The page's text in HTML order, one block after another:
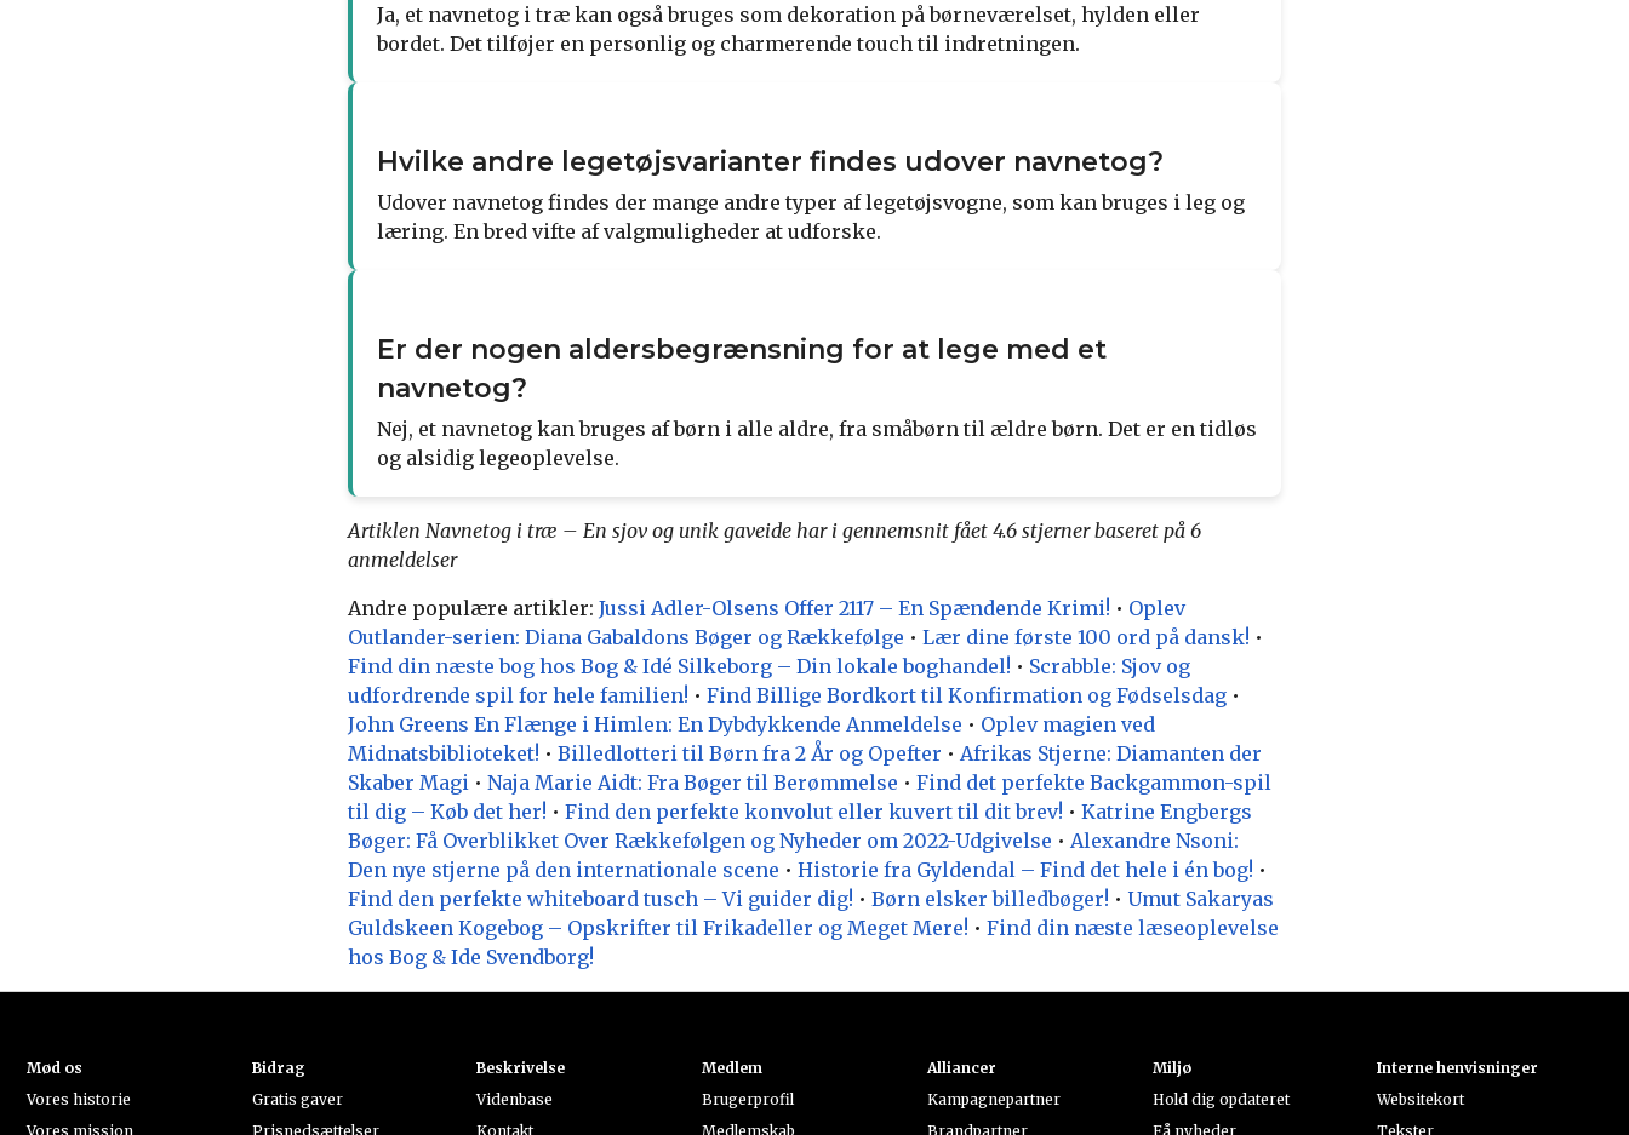
Ja, et navnetog i træ kan også bruges som dekoration på børneværelset, hylden eller
bordet. Det tilføjer en personlig og charmerende touch til indretningen.
Hvilke andre legetøjsvarianter findes udover navnetog?
Udover navnetog findes der mange andre typer af legetøjsvogne, som kan bruges i leg og
læring. En bred vifte af valgmuligheder at udforske.
Er der nogen aldersbegrænsning for at lege med et
navnetog?
Nej, et navnetog kan bruges af børn i alle aldre, fra småbørn til ældre børn. Det er en tidløs
og alsidig legeoplevelse.
Artiklen Navnetog i træ – En sjov og unik gaveide har i gennemsnit fået 4.6 stjerner baseret på 6
anmeldelser
Andre populære artikler: Jussi Adler-Olsens Offer 2117 – En Spændende Krimi! • Oplev
Outlander-serien: Diana Gabaldons Bøger og Rækkefølge • Lær dine første 100 ord på dansk! •
Find din næste bog hos Bog & Idé Silkeborg – Din lokale boghandel! • Scrabble: Sjov og
udfordrende spil for hele familien! • Find Billige Bordkort til Konfirmation og Fødselsdag •
John Greens En Flænge i Himlen: En Dybdykkende Anmeldelse • Oplev magien ved
Midnatsbiblioteket! • Billedlotteri til Børn fra 2 År og Opefter • Afrikas Stjerne: Diamanten der
Skaber Magi • Naja Marie Aidt: Fra Bøger til Berømmelse • Find det perfekte Backgammon-spil
til dig – Køb det her! • Find den perfekte konvolut eller kuvert til dit brev! • Katrine Engbergs
Bøger: Få Overblikket Over Rækkefølgen og Nyheder om 2022-Udgivelse • Alexandre Nsoni:
Den nye stjerne på den internationale scene • Historie fra Gyldendal – Find det hele i én bog! •
Find den perfekte whiteboard tusch – Vi guider dig! • Børn elsker billedbøger! • Umut Sakaryas
Guldskeen Kogebog – Opskrifter til Frikadeller og Meget Mere! • Find din næste læseoplevelse
hos Bog & Ide Svendborg!
Mød os
Vores historie
Vores mission
Bidrag
Gratis gaver
Prisnedsættelser
Beskrivelse
Videnbase
Kontakt
Medlem
Brugerprofil
Medlemskab
Alliancer
Kampagnepartner
Brandpartner
Miljø
Hold dig opdateret
Få nyheder
Interne henvisninger
Websitekort
Tekster